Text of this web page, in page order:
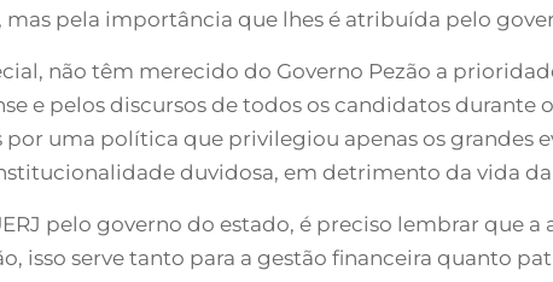
pela importância que lhes é atribuída pelo
não têm merecido do Governo Pezão a
e pelos discursos de todos os candidatos durante
uma política que privilegiou apenas os grandes
duvidosa, em detrimento da vida
pelo governo do estado, é preciso lembrar que
isso serve tanto para a gestão financeira quanto